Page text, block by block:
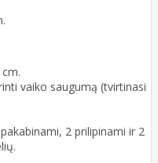
vaiko saugumą (tvirtinasi
2 prilipinami ir 2